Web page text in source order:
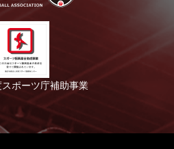
ポーツ庁補助事業